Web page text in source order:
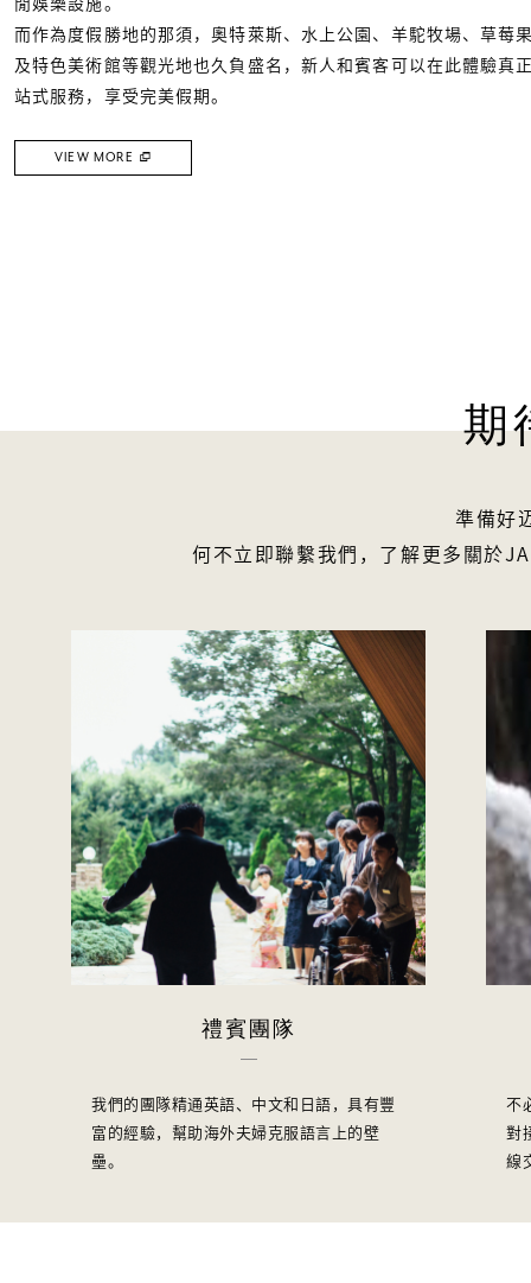
而作為度假勝地的那須，奧特萊斯、水上公園、羊駝牧場、草莓
及特色美術館等觀光地也久負盛名，新人和賓客可以在此體驗真
站式服務，享受完美假期。
VIEW MORE
期
準備好
何不立即聯繫我們，了解更多關於
禮賓團隊
我們的團隊精通英語、中文和日語，具有豐
富的經驗，幫助海外夫婦克服語言上的壁
壘。
不
對
線